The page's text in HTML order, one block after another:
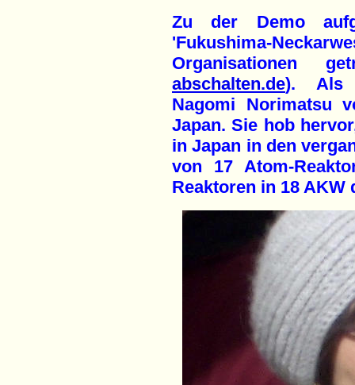
Zu der Demo
'Fukushima-
Organisationen
abschalten.de). Als
Nagomi Norimatsu
Japan. Sie hob
in Japan in den
von 17 Atom-
Reaktoren in 18 AKW